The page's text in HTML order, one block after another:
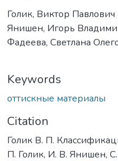
Голик, Виктор Павлович
Янишен, Игорь
Фадеева, Светлана
Keywords
оттискные материалы
Citation
Голик В. П.
П. Голик, И. В. Янишен,